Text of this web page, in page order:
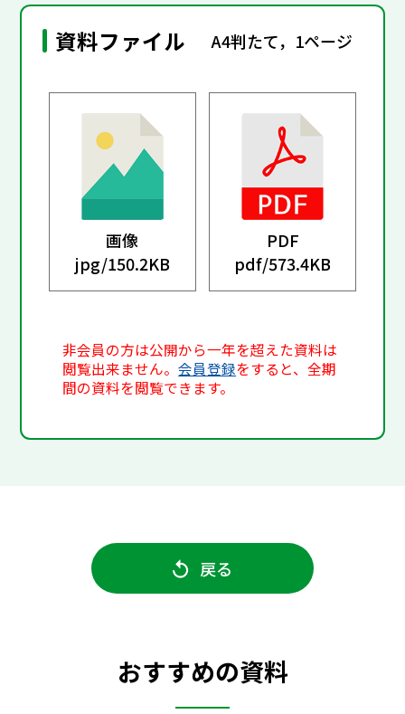
資料ファイル A4判たて，1ページ
画像
jpg/150.2KB
PDF
pdf/573.4KB
非会員の方は公開から一年を超えた資料は
閲覧出来ません。会員登録をすると、全期
間の資料を閲覧できます。
戻る
おすすめの資料